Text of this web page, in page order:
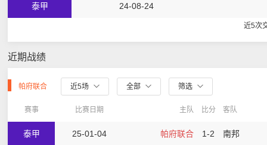
泰甲 24-08-24
近5次
近期战绩
帕府联合 近5场 全部 筛选
赛事 比赛日期 主队 比分 客队
泰甲 25-01-04 帕府联合 1-2 南邦